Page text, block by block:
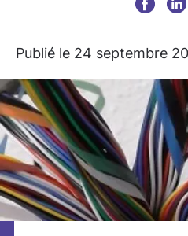
Publié le 24 septembre